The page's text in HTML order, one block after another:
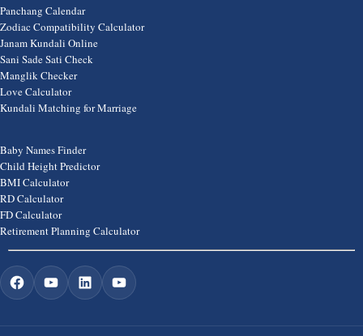
Panchang Calendar
Zodiac Compatibility Calculator
Janam Kundali Online
Sani Sade Sati Check
Manglik Checker
Love Calculator
Kundali Matching for Marriage
Baby Names Finder
Child Height Predictor
BMI Calculator
RD Calculator
FD Calculator
Retirement Planning Calculator